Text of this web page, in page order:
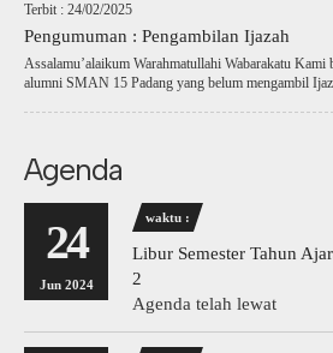
Terbit : 24/02/2025
Pengumuman : Pengambilan Ijazah
Assalamu’alaikum Warahmatullahi Wabarakatu Kami
alumni SMAN 15 Padang yang belum mengambil
Agenda
24
Jun 2024
waktu :
Libur Semester Tahun
2
Agenda telah lewat